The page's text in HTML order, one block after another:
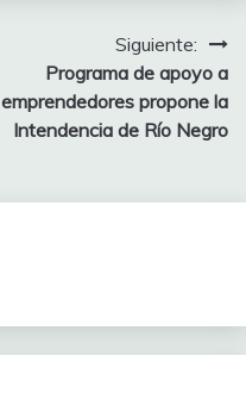
Siguiente:
Programa de apoyo a
emprendedores propone la
Intendencia de Río Negro